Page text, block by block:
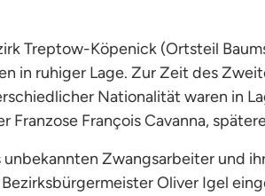
Treptow-Köpenick (Ortsteil
in ruhiger Lage. Zur Zeit des
Nationalität waren in
François Cavanna,
unbekannten Zwangsarbeiter und
Oliver Igel